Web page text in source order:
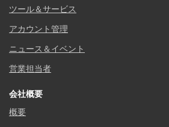
ツール＆サービス
アカウント管理
ニュース＆イベント
営業担当者
会社概要
概要